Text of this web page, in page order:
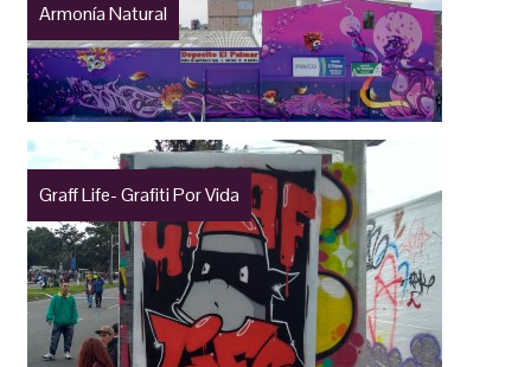
Armonía Natural
Graff Life- Grafiti Por Vida